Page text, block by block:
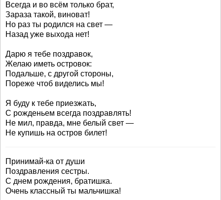
Всегда и во всём только брат,
Зараза такой, виноват!
Но раз ты родился на свет —
Назад уже выхода нет!
Дарю я тебе поздравок,
Желаю иметь островок:
Подальше, с другой стороны,
Пореже чтоб виделись мы!
Я буду к тебе приезжать,
С рожденьем всегда поздравлять!
Не мил, правда, мне белый свет —
Не купишь на остров билет!
Принимай-ка от души
Поздравления сестры.
С днем рождения, братишка.
Очень классный ты мальчишка!